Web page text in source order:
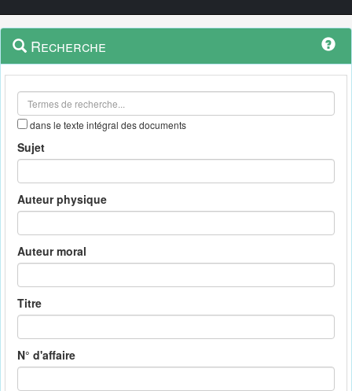
Navigation
outils
Menu
contextuel
Recherche
dans le texte intégral des documents
Sujet
Auteur physique
Auteur moral
Titre
N° d'affaire